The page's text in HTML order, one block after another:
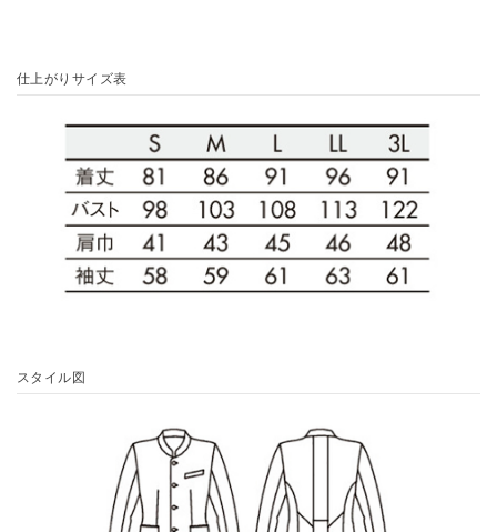
仕上がりサイズ表
スタイル図